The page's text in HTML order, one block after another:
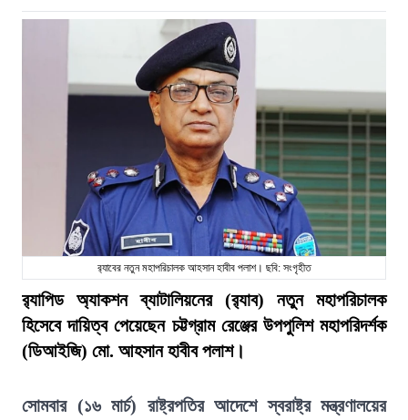
র‌্যাবের নতুন মহাপরিচালক আহসান হাবীব পলাশ। ছবি: সংগৃহীত
র‍্যাপিড অ্যাকশন ব্যাটালিয়নের (র‍্যাব) নতুন মহাপরিচালক
হিসেবে দায়িত্ব পেয়েছেন চট্টগ্রাম রেঞ্জের উপপুলিশ মহাপরিদর্শক
(ডিআইজি) মো. আহসান হাবীব পলাশ।
সোমবার (১৬ মার্চ) রাষ্ট্রপতির আদেশে স্বরাষ্ট্র মন্ত্রণালয়ের